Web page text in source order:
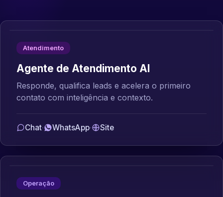
Atendimento
Agente de Atendimento AI
Responde, qualifica leads e acelera o primeiro
contato com inteligência e contexto.
Chat· WhatsApp· Site
Operação